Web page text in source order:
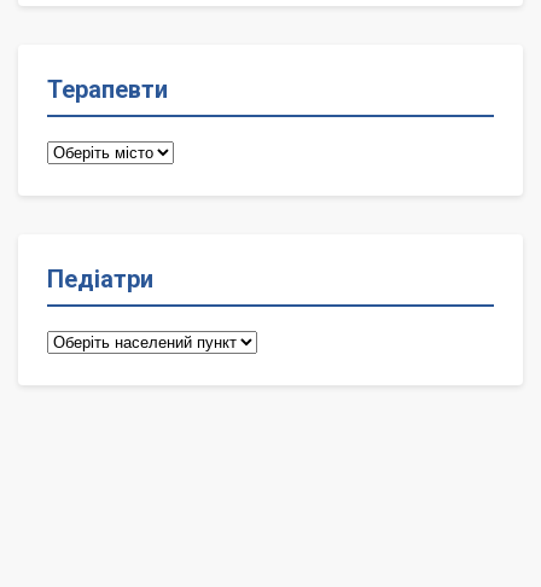
Терапевти
Терапевти
Педіатри
Педіатри